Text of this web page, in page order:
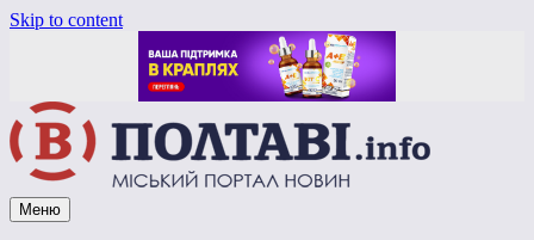
Skip to content
Vpoltave.info
Полтавський портал новин
Меню